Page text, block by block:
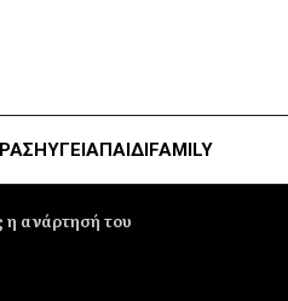
ΥΓΕΊΑΠΑΙΔΙFAMILY
ανάρτησή του